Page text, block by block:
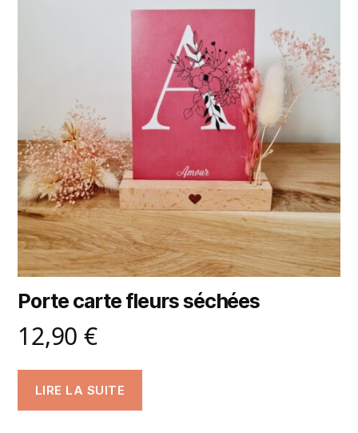
Porte carte fleurs séchées
12,90 €
LIRE LA SUITE